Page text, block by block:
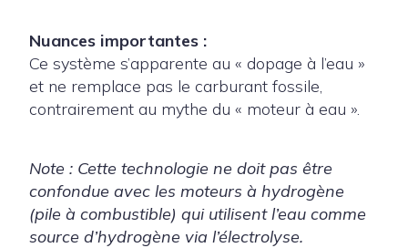
Nuances importantes :
Ce système s’apparente au « dopage à l’eau »
et ne remplace pas le carburant fossile,
contrairement au mythe du « moteur à eau ».
Note : Cette technologie ne doit pas être
confondue avec les moteurs à hydrogène
(pile à combustible) qui utilisent l’eau comme
source d’hydrogène via l’électrolyse.